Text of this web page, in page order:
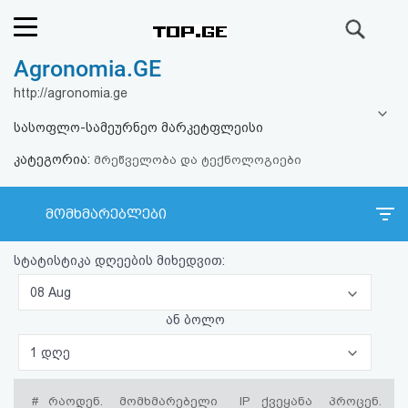
რეიტინგი
ფოსტა
კითხვა-
პასუხი
ავტორიზაცია
რეგისტრაცია
Agronomia.GE
http://agronomia.ge
სასოფლო-სამეურნეო მარკეტფლეისი
კატეგორია: მრეწველობა და ტექნოლოგიები
მომხმარებლები
სტატისტიკა დღეების მიხედვით:
08 Aug
ან ბოლო
1 დღე
# რაოდენ. მომხმარებელი IP ქვეყანა პროცენ.